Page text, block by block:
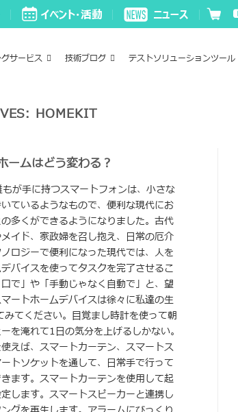
サービス 技術ブログ テストソリューションツール
HOMEKIT
ームはどう変わる？
手に持つスマートフォンは、小さな
ているようなもので、便利な現代にお
多くができるようになりました。古代
イド、家政婦を召し抱え、日常の厄介
ロジーで便利になった現代では、人を
バイスを使ってタスクを完了させるこ
で」や「手動じゃなく自動で」と、望
ートホームデバイスは徐々に私達の生
てください。目覚まし時計を使って朝
を淹れて1日の気分を上げるしかない。
えば、スマートカーテン、スマートス
トソケットを通して、日常手で行って
ます。スマートカーテンを使用して起
します。スマートスピーカーと連携し